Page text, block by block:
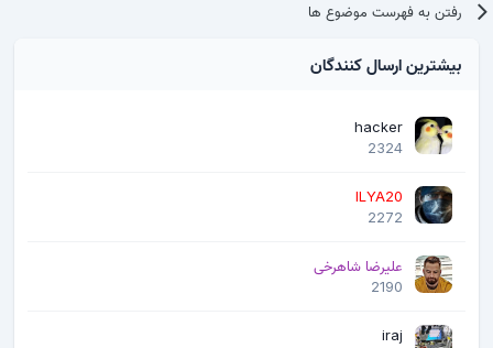
رفتن به فهرست موضوع ها
بیشترین ارسال کنندگان
hacker
2324
ILYA20
2272
علیرضا شاهرخی
2190
iraj